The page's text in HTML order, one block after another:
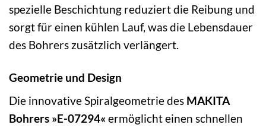
spezielle Beschichtung reduziert die Reibung und
sorgt für einen kühlen Lauf, was die Lebensdauer
des Bohrers zusätzlich verlängert.
Geometrie und Design
Die innovative Spiralgeometrie des MAKITA
Bohrers »E-07294« ermöglicht einen schnellen